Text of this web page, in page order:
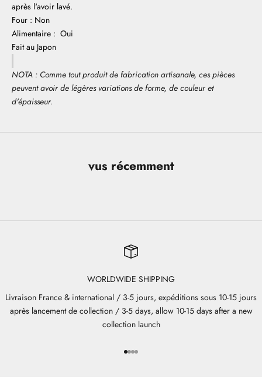
après l'avoir lavé.
Four : Non
Alimentaire : Oui
Fait au Japon
NOTA : Comme tout produit de fabrication artisanale, ces pièces
peuvent avoir de légères variations de forme, de couleur et
d'épaisseur.
vus récemment
WORLDWIDE SHIPPING
Livraison France & international / 3-5 jours, expéditions sous 10-15 jours
après lancement de collection / 3-5 days, allow 10-15 days after a new
collection launch
Aller à l'élément 1
Aller à l'élément 2
Aller à l'élément 3
Aller à l'élément 4